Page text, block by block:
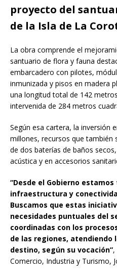
proyecto del
de la Isla de La
La obra comprende el
santuario de flora y fauna
embarcadero con pilotes,
inmunizada y pisos en madera
una longitud total de 142
intervenida de 284 metros
Según esa cartera, la inversión
millones, recursos que también
de dos baterías de baños
acústica y en accesorios
“Desde el Gobierno
infraestructura y
Buscamos que estas
necesidades puntuales del
coordinadas con los
de las regiones, atendiendo
destino, según su vocación”,
Comercio, Industria y Turismo,